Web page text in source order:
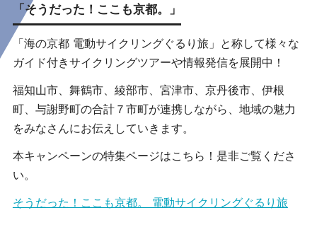
「そうだった！ここも京都。」
「海の京都 電動サイクリングぐるり旅」と称して様々な
ガイド付きサイクリングツアーや情報発信を展開中！
福知山市、舞鶴市、綾部市、宮津市、京丹後市、伊根
町、与謝野町の合計７市町が連携しながら、地域の魅力
をみなさんにお伝えしていきます。
本キャンペーンの特集ページはこちら！是非ご覧くださ
い。
そうだった！ここも京都。 電動サイクリングぐるり旅